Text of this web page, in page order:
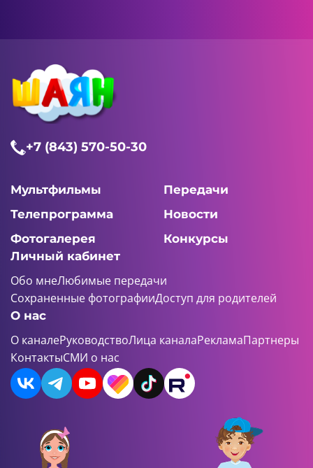
+7 (843) 570-50-30
Мультфильмы
Передачи
Телепрограмма
Новости
Фотогалерея
Конкурсы
Личный кабинет
Обо мнеЛюбимые передачи
Сохраненные фотографииДоступ для родителей
О нас
О каналеРуководствоЛица каналаРекламаПартнеры
КонтактыСМИ о нас